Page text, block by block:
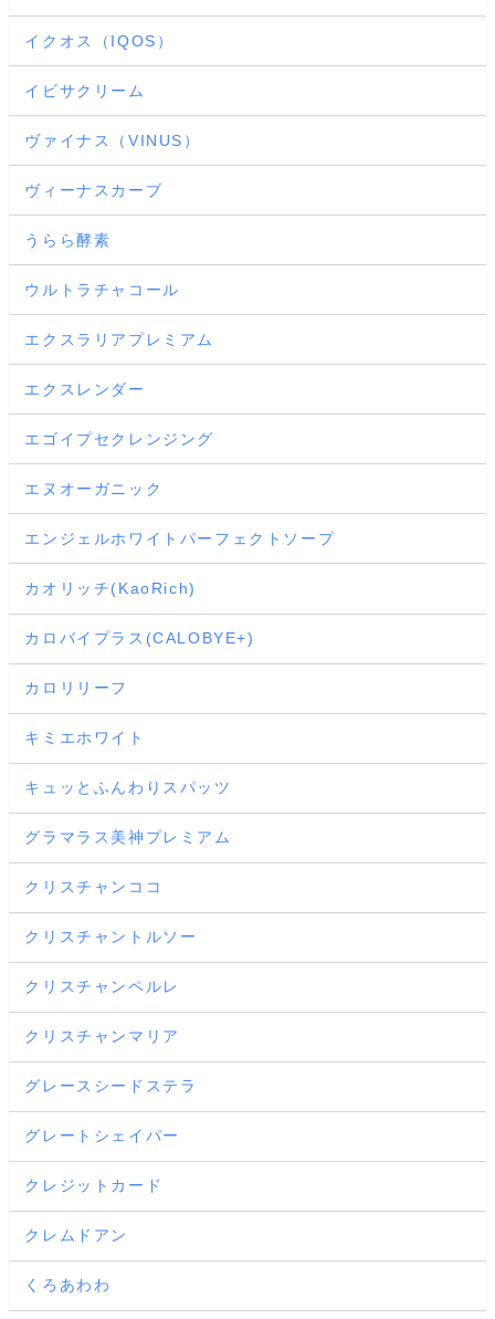
イクオス（IQOS）
イビサクリーム
ヴァイナス（VINUS）
ヴィーナスカーブ
うらら酵素
ウルトラチャコール
エクスラリアプレミアム
エクスレンダー
エゴイプセクレンジング
エヌオーガニック
エンジェルホワイトパーフェクトソープ
カオリッチ(KaoRich)
カロバイプラス(CALOBYE+)
カロリリーフ
キミエホワイト
キュッとふんわりスパッツ
グラマラス美神プレミアム
クリスチャンココ
クリスチャントルソー
クリスチャンペルレ
クリスチャンマリア
グレースシードステラ
グレートシェイパー
クレジットカード
クレムドアン
くろあわわ